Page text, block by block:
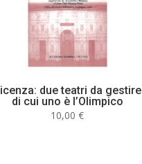
due teatri da gestire
di cui uno è l’Olimpico
10,00€